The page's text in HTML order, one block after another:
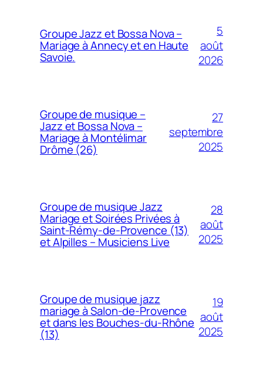
Groupe Jazz et Bossa Nova –
Mariage à Annecy et en Haute
Savoie.
5
août
2026
Groupe de musique –
Jazz et Bossa Nova –
Mariage à Montélimar
Drôme (26)
27
septembre
2025
Groupe de musique Jazz
Mariage et Soirées Privées à
Saint-Rémy-de-Provence (13)
et Alpilles – Musiciens Live
28
août
2025
Groupe de musique jazz
mariage à Salon-de-Provence
et dans les Bouches-du-Rhône
(13)
19
août
2025